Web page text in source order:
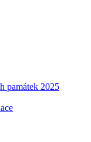
památek 2025